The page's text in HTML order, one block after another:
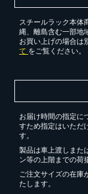
スチールラック本体
縄、離島含む一部地
お買い上げの場合は
て をご覧ください。
お届け時間の指定に
すため指定はいただ
す。
製品は車上渡しまた
ン等の上階までの荷
ご注文サイズの在庫
たします。